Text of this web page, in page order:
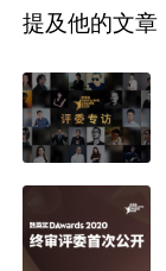
提及他的文章